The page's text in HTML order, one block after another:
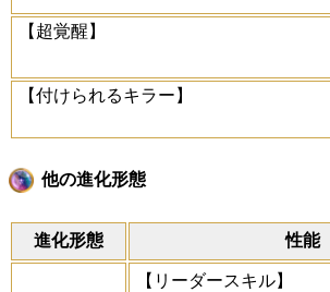
【超覚醒】
【付けられるキラー】
他の進化形態
進化形態 性能
【リーダースキル】